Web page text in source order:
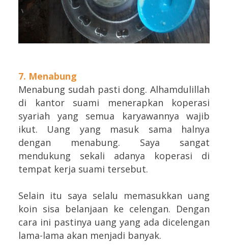
7. Menabung
Menabung sudah pasti dong. Alhamdulillah
di kantor suami menerapkan koperasi
syariah yang semua karyawannya wajib
ikut. Uang yang masuk sama halnya
dengan menabung. Saya sangat
mendukung sekali adanya koperasi di
tempat kerja suami tersebut.
Selain itu saya selalu memasukkan uang
koin sisa belanjaan ke celengan. Dengan
cara ini pastinya uang yang ada dicelengan
lama-lama akan menjadi banyak.